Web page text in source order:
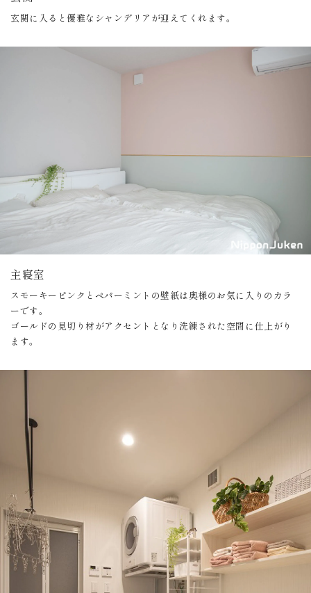
玄関に入ると優雅なシャンデリアが迎えてくれます。
主寝室
スモーキーピンクとペパーミントの壁紙は奥様のお気に入りのカラ
ーです。
ゴールドの見切り材がアクセントとなり洗練された空間に仕上がり
ます。